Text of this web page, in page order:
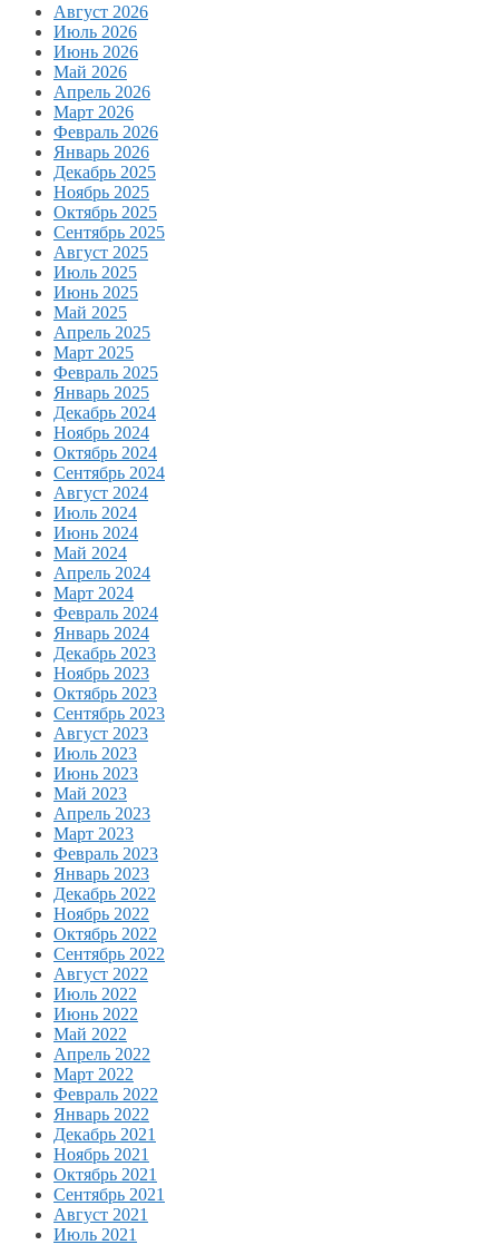
Август 2026
Июль 2026
Июнь 2026
Май 2026
Апрель 2026
Март 2026
Февраль 2026
Январь 2026
Декабрь 2025
Ноябрь 2025
Октябрь 2025
Сентябрь 2025
Август 2025
Июль 2025
Июнь 2025
Май 2025
Апрель 2025
Март 2025
Февраль 2025
Январь 2025
Декабрь 2024
Ноябрь 2024
Октябрь 2024
Сентябрь 2024
Август 2024
Июль 2024
Июнь 2024
Май 2024
Апрель 2024
Март 2024
Февраль 2024
Январь 2024
Декабрь 2023
Ноябрь 2023
Октябрь 2023
Сентябрь 2023
Август 2023
Июль 2023
Июнь 2023
Май 2023
Апрель 2023
Март 2023
Февраль 2023
Январь 2023
Декабрь 2022
Ноябрь 2022
Октябрь 2022
Сентябрь 2022
Август 2022
Июль 2022
Июнь 2022
Май 2022
Апрель 2022
Март 2022
Февраль 2022
Январь 2022
Декабрь 2021
Ноябрь 2021
Октябрь 2021
Сентябрь 2021
Август 2021
Июль 2021